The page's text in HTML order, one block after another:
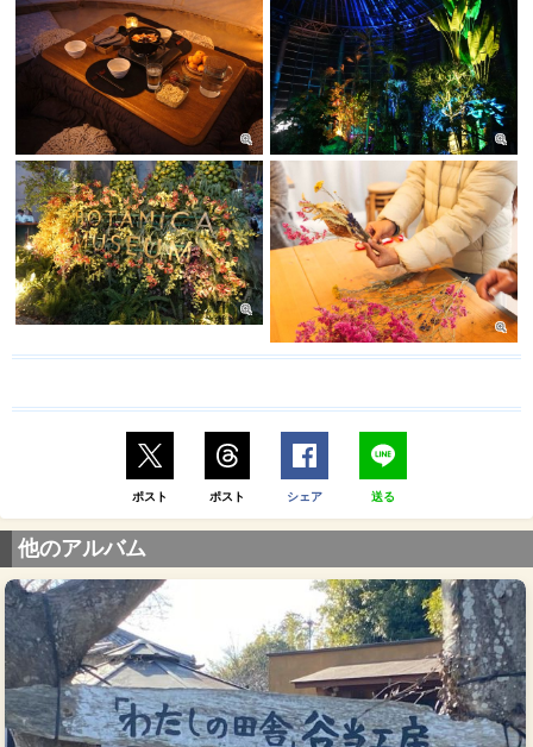
ポスト ポスト シェア 送る
他のアルバム